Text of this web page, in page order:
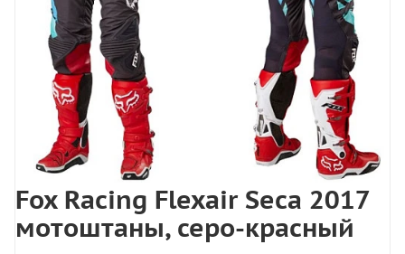
Fox Racing Flexair Seca 2017
мотоштаны, серо-красный